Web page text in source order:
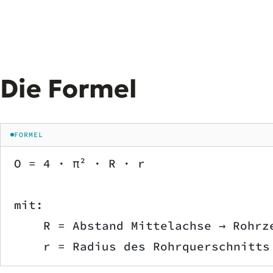
Die Formel
FORMEL
O = 4 · π² · R · r
mit:
R = Abstand Mittelachse →
    r = Radius des Rohrquerschnitts